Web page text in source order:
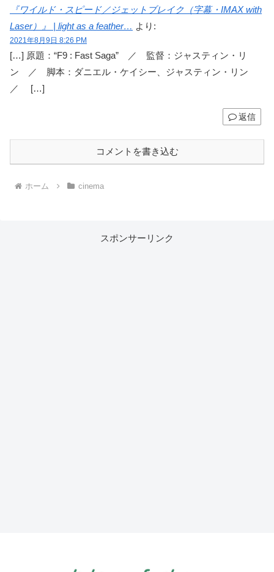
『ワイルド・スピード／ジェットブレイク（字幕・IMAX with
Laser）』 | light as a feather… より:
2021年8月9日 8:26 PM
[…] 原題：“F9 : Fast Saga” ／ 監督：ジャスティン・リ
ン ／ 脚本：ダニエル・ケイシー、ジャスティン・リン
／ […]
返信
コメントを書き込む
ホーム cinema
スポンサーリンク